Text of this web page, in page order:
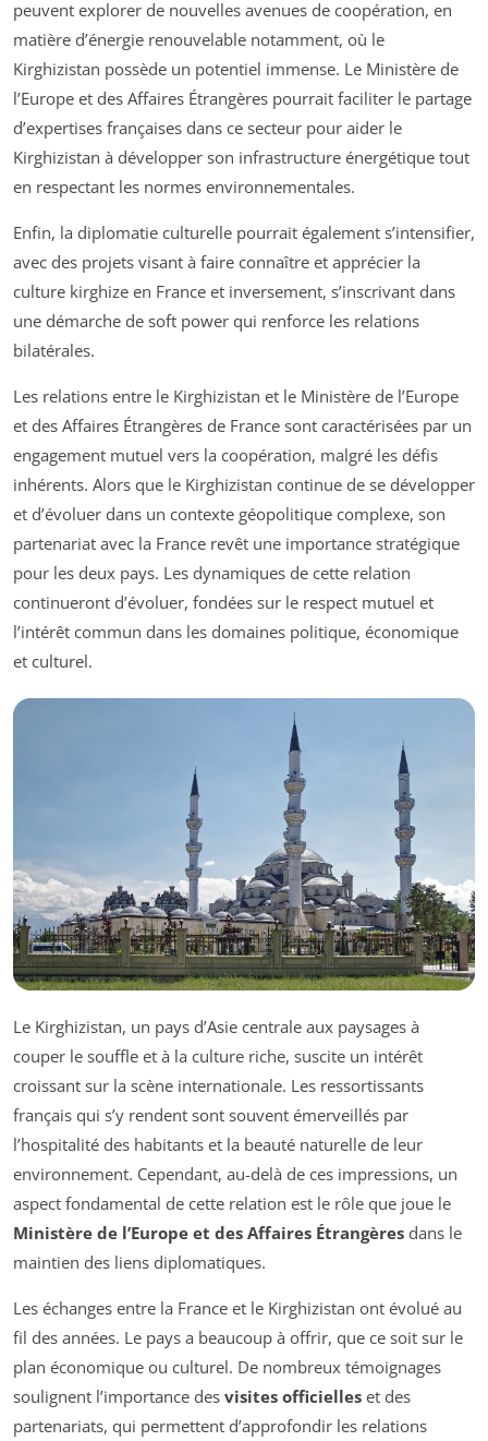
peuvent explorer de nouvelles avenues de coopération, en
matière d’énergie renouvelable notamment, où le
Kirghizistan possède un potentiel immense. Le Ministère de
l’Europe et des Affaires Étrangères pourrait faciliter le partage
d’expertises françaises dans ce secteur pour aider le
Kirghizistan à développer son infrastructure énergétique tout
en respectant les normes environnementales.
Enfin, la diplomatie culturelle pourrait également s’intensifier,
avec des projets visant à faire connaître et apprécier la
culture kirghize en France et inversement, s’inscrivant dans
une démarche de soft power qui renforce les relations
bilatérales.
Les relations entre le Kirghizistan et le Ministère de l’Europe
et des Affaires Étrangères de France sont caractérisées par un
engagement mutuel vers la coopération, malgré les défis
inhérents. Alors que le Kirghizistan continue de se développer
et d’évoluer dans un contexte géopolitique complexe, son
partenariat avec la France revêt une importance stratégique
pour les deux pays. Les dynamiques de cette relation
continueront d’évoluer, fondées sur le respect mutuel et
l’intérêt commun dans les domaines politique, économique
et culturel.
Le Kirghizistan, un pays d’Asie centrale aux paysages à
couper le souffle et à la culture riche, suscite un intérêt
croissant sur la scène internationale. Les ressortissants
français qui s’y rendent sont souvent émerveillés par
l’hospitalité des habitants et la beauté naturelle de leur
environnement. Cependant, au-delà de ces impressions, un
aspect fondamental de cette relation est le rôle que joue le
Ministère de l’Europe et des Affaires Étrangères dans le
maintien des liens diplomatiques.
Les échanges entre la France et le Kirghizistan ont évolué au
fil des années. Le pays a beaucoup à offrir, que ce soit sur le
plan économique ou culturel. De nombreux témoignages
soulignent l’importance des visites officielles et des
partenariats, qui permettent d’approfondir les relations